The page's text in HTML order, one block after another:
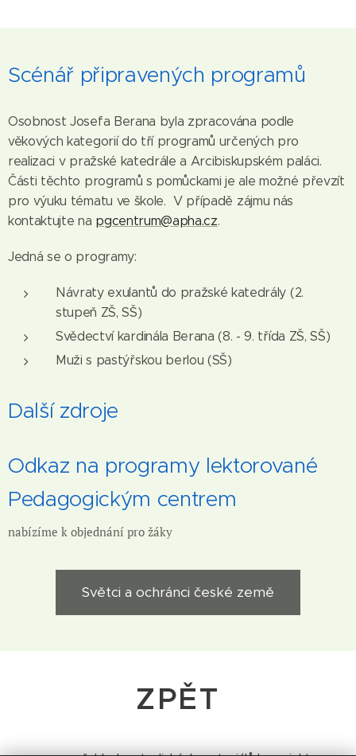
Scénář připravených programů
Osobnost Josefa Berana byla zpracována podle
věkových kategorií do tří programů určených pro
realizaci v pražské katedrále a Arcibiskupském paláci.
Části těchto programů s pomůckami je ale možné převzít
pro výuku tématu ve škole. V případě zájmu nás
kontaktujte na pgcentrum@apha.cz.
Jedná se o programy:
Návraty exulantů do pražské katedrály (2.
stupeň ZŠ, SŠ)
Svědectví kardinála Berana (8. - 9. třída ZŠ, SŠ)
Muži s pastýřskou berlou (SŠ)
Další zdroje
Odkaz na programy lektorované
Pedagogickým centrem
nabízíme k objednání pro žáky
Světci a ochránci české země
ZPĚT